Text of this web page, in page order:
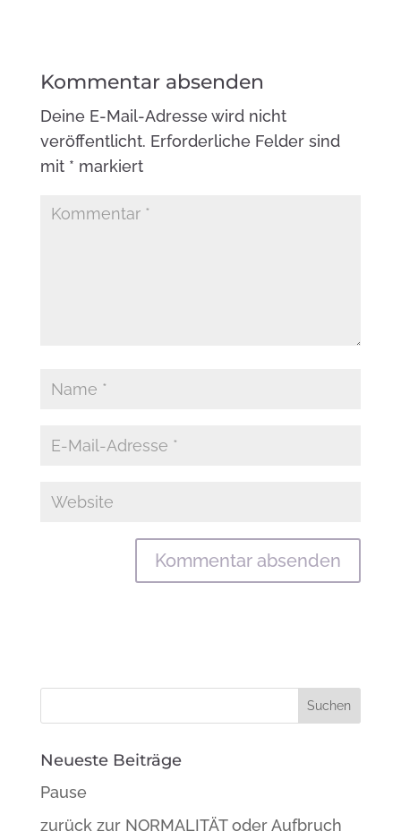
Kommentar absenden
Deine E-Mail-Adresse wird nicht
veröffentlicht. Erforderliche Felder sind
mit * markiert
Neueste Beiträge
Pause
zurück zur NORMALITÄT oder Aufbruch